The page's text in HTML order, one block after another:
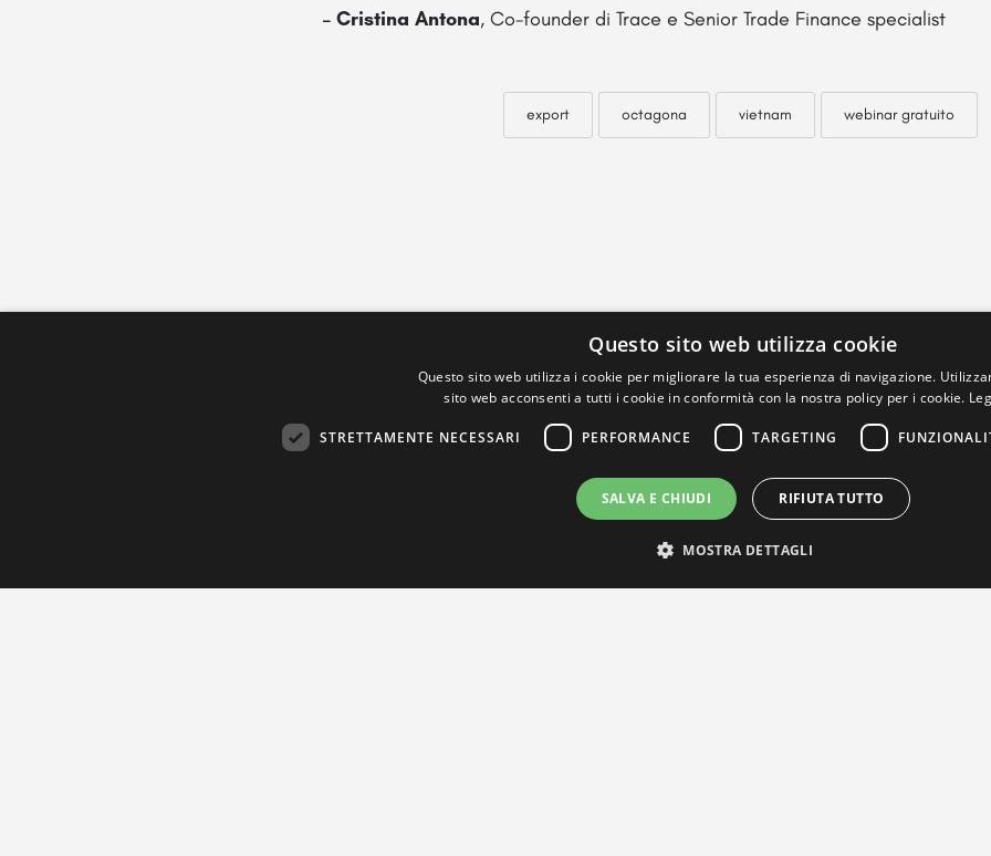
– Cristina Antona, Co-founder di Trace e Senior Trade Finance specialist
export octagona vietnam webinar gratuito
Questo sito web utilizza cookie
Questo sito web utilizza i cookie per migliorare la tua esperienza di navigazione.
sito web acconsenti a tutti i cookie in conformità con la nostra policy per i cookie.
STRETTAMENTE NECESSARI PERFORMANCE TARGETING
SALVA E CHIUDI RIFIUTA TUTTO
MOSTRA DETTAGLI